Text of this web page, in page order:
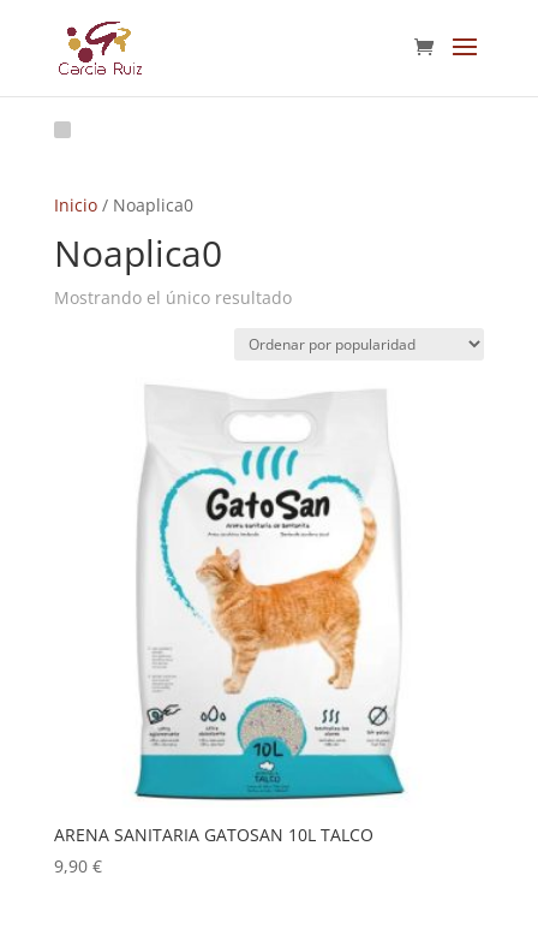
Inicio/ Noaplica0
Noaplica0
Mostrando el único resultado
ARENA SANITARIA GATOSAN 10L TALCO
9,90 €